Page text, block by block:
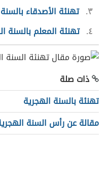
٣ تهنئة الأصدقاء
٤ تهنئة المعلم بالسنة
ذات صلة
تهنئة بالسنة الهجرية
مقالة عن رأس السنة